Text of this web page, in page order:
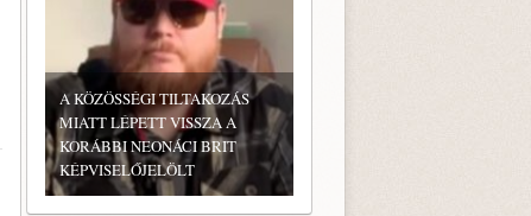
A KÖZÖSSÉGI TILTAKOZÁS
MIATT LÉPETT VISSZA A
KORÁBBI NEONÁCI BRIT
KÉPVISELŐJELÖLT